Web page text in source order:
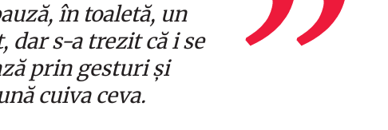
în toaletă, un
dar s-a trezit că i se
prin gesturi și
cuiva ceva.